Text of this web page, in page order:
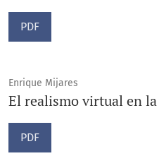
PDF
Enrique Mijares
El realismo virtual en
PDF